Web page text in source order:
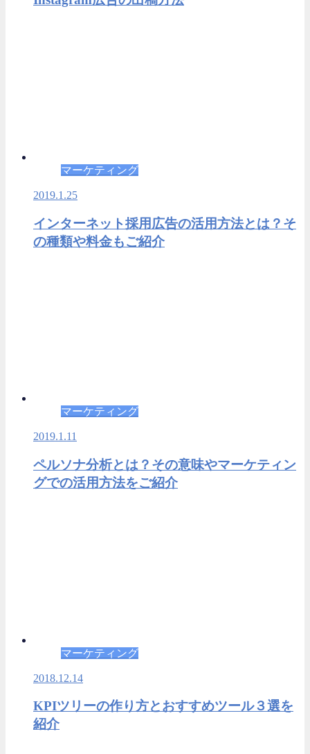
マーケティング
2019.1.25
インターネット採用広告の活用方法とは？そ
の種類や料金もご紹介
マーケティング
2019.1.11
ペルソナ分析とは？その意味やマーケティン
グでの活用方法をご紹介
マーケティング
2018.12.14
KPIツリーの作り方とおすすめツール３選を
紹介